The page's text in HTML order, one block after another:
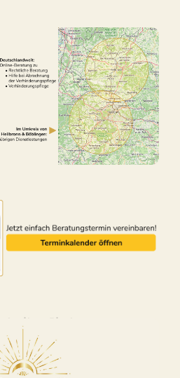
– ↗️Lotus-
Betreuung für